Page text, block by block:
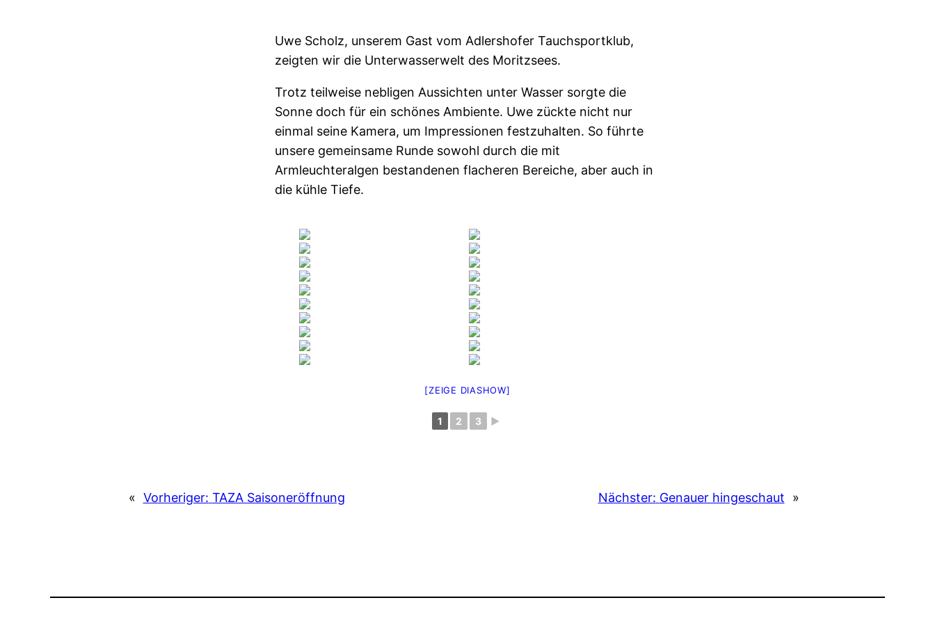
Uwe Scholz, unserem Gast vom Adlershofer Tauchsportklub,
zeigten wir die Unterwasserwelt des Moritzsees.
Trotz teilweise nebligen Aussichten unter Wasser sorgte die
Sonne doch für ein schönes Ambiente. Uwe zückte nicht nur
einmal seine Kamera, um Impressionen festzuhalten. So führte
unsere gemeinsame Runde sowohl durch die mit
Armleuchteralgen bestandenen flacheren Bereiche, aber auch in
die kühle Tiefe.
[ZEIGE DIASHOW]
1 2 3 ►
« Vorheriger: TAZA Saisoneröffnung Nächster: Genauer hingeschaut »